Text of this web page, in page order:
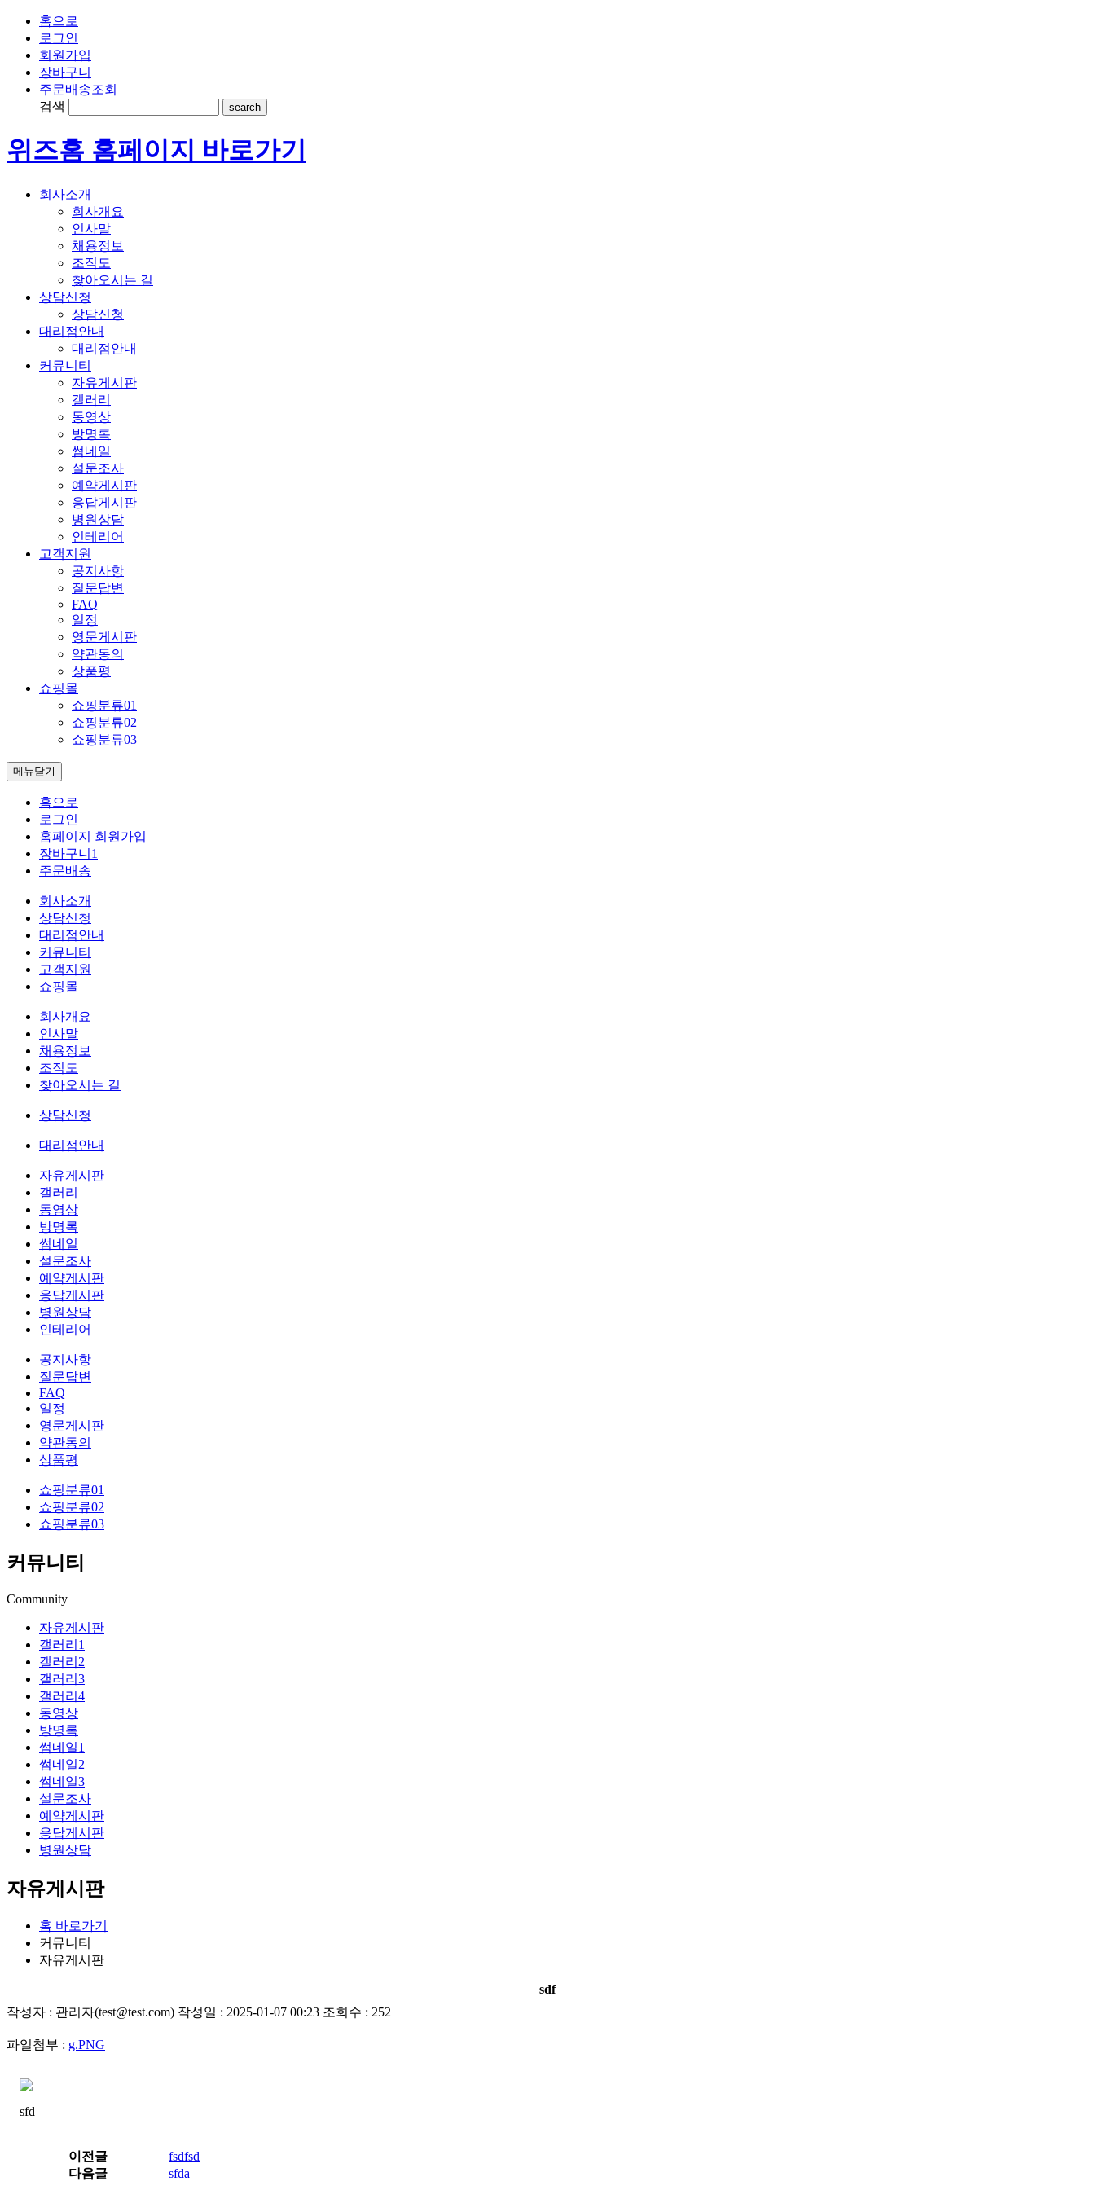
홈으로
로그인
회원가입
장바구니
주문배송조회
검색
search
위즈홈 홈페이지 바로가기
회사소개
회사개요
인사말
채용정보
조직도
찾아오시는 길
상담신청
상담신청
대리점안내
대리점안내
커뮤니티
자유게시판
갤러리
동영상
방명록
썸네일
설문조사
예약게시판
응답게시판
병원상담
인테리어
고객지원
공지사항
질문답변
FAQ
일정
영문게시판
약관동의
상품평
쇼핑몰
쇼핑분류01
쇼핑분류02
쇼핑분류03
메뉴닫기
홈으로
로그인
홈페이지 회원가입
장바구니 1
주문배송
회사소개
상담신청
대리점안내
커뮤니티
고객지원
쇼핑몰
회사개요
인사말
채용정보
조직도
찾아오시는 길
상담신청
대리점안내
자유게시판
갤러리
동영상
방명록
썸네일
설문조사
예약게시판
응답게시판
병원상담
인테리어
공지사항
질문답변
FAQ
일정
영문게시판
약관동의
상품평
쇼핑분류01
쇼핑분류02
쇼핑분류03
커뮤니티
Community
자유게시판
갤러리1
갤러리2
갤러리3
갤러리4
동영상
방명록
썸네일1
썸네일2
썸네일3
설문조사
예약게시판
응답게시판
병원상담
자유게시판
홈 바로가기
커뮤니티
자유게시판
sdf
작성자 : 관리자(test@test.com) 작성일 : 2025-01-07 00:23 조회수 : 252
파일첨부 : g.PNG
sfd
이전글
fsdfsd
다음글
sfda